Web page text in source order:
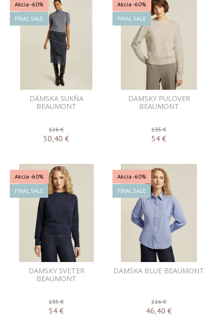
Akcia -60%
FINAL SALE
DÁMSKA SUKŇA
BEAUMONT
126 €
50,40 €
Akcia -60%
FINAL SALE
DÁMSKY PULOVER
BEAUMONT
135 €
54 €
Akcia -60%
FINAL SALE
DÁMSKY SVETER
BEAUMONT
135 €
54 €
Akcia -60%
FINAL SALE
DÁMSKA BLUE BEAUMONT
116 €
46,40 €